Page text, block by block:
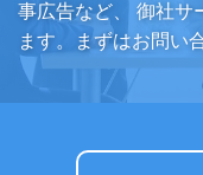
事広告など、
御社サ
ます。まずはお問い